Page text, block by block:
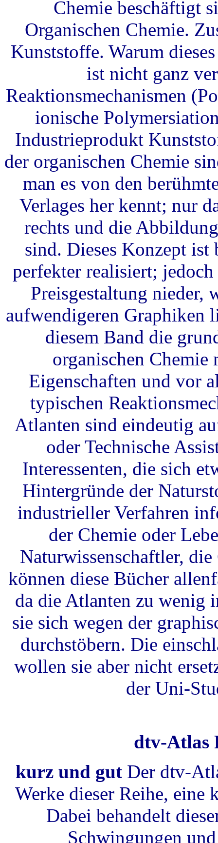
Chemie beschäftigt
Organischen Chemie.
Kunststoffe. Warum
ist nicht ganz
Reaktionsmechanismen
ionische
Industrieprodukt
der organischen Chemie
man es von den
Verlages her kennt; nur
rechts und die
sind. Dieses Konzept ist
perfekter realisiert;
Preisgestaltung nieder,
aufwendigeren Graphiken
diesem Band die
organischen
Eigenschaften und vor
typischen
Atlanten sind eindeutig
oder Technische
Interessenten, die sich
Hintergründe der
industrieller Verfahren
der Chemie oder
Naturwissenschaftler,
können diese Bücher
da die Atlanten zu wenig
sie sich wegen der
durchstöbern. Die
wollen sie aber nicht
der Uni-
dtv-Atlas
kurz und gut Der dtv-
Werke dieser Reihe,
Dabei behandelt
Schwingungen